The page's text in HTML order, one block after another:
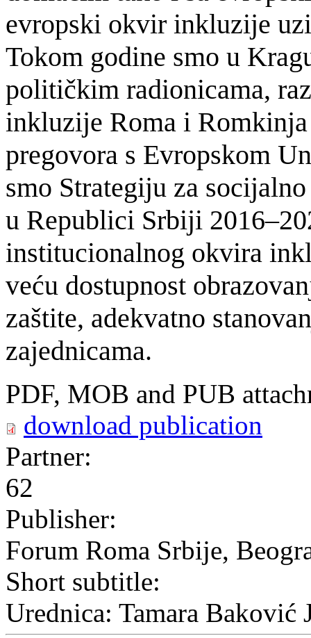
evropski okvir inkluzije
Tokom godine smo u
političkim radionicama,
inkluzije Roma i
pregovora s Evropskom
smo Strategiju za
u Republici Srbiji
institucionalnog okvira
veću dostupnost
zaštite, adekvatno
zajednicama.
PDF, MOB and PUB
download publication
Partner:
62
Publisher:
Forum Roma Srbije,
Short subtitle:
Urednica: Tamara Baković